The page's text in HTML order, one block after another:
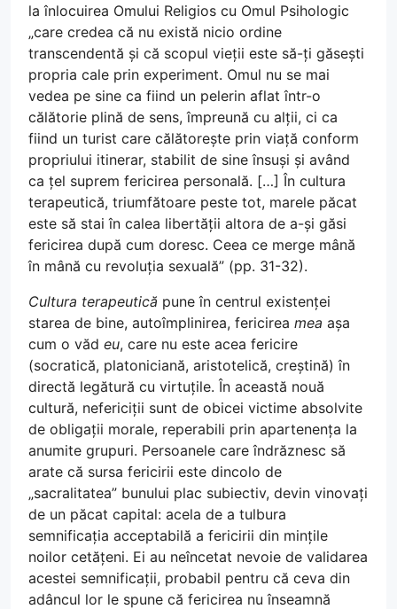
la înlocuirea Omului Religios cu Omul Psihologic
„care credea că nu există nicio ordine
transcendentă și că scopul vieții este să-ți găsești
propria cale prin experiment. Omul nu se mai
vedea pe sine ca fiind un pelerin aflat într-o
călătorie plină de sens, împreună cu alții, ci ca
fiind un turist care călătorește prin viață conform
propriului itinerar, stabilit de sine însuși și având
ca țel suprem fericirea personală. […] În cultura
terapeutică, triumfătoare peste tot, marele păcat
este să stai în calea libertății altora de a-și găsi
fericirea după cum doresc. Ceea ce merge mână
în mână cu revoluția sexuală” (pp. 31-32).
Cultura terapeutică pune în centrul existenței
starea de bine, autoîmplinirea, fericirea mea așa
cum o văd eu, care nu este acea fericire
(socratică, platoniciană, aristotelică, creștină) în
directă legătură cu virtuțile. În această nouă
cultură, nefericiții sunt de obicei victime absolvite
de obligații morale, reperabili prin apartenența la
anumite grupuri. Persoanele care îndrăznesc să
arate că sursa fericirii este dincolo de
„sacralitatea” bunului plac subiectiv, devin vinovați
de un păcat capital: acela de a tulbura
semnificația acceptabilă a fericirii din mințile
noilor cetățeni. Ei au neîncetat nevoie de validarea
acestei semnificații, probabil pentru că ceva din
adâncul lor le spune că fericirea nu înseamnă